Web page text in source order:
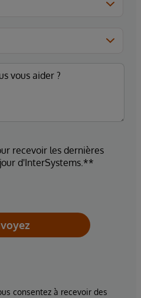
recevoir les dernières
d'InterSystems.**
consentez à recevoir des